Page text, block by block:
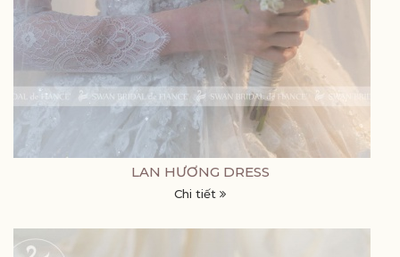
LAN HƯƠNG DRESS
Chi tiết